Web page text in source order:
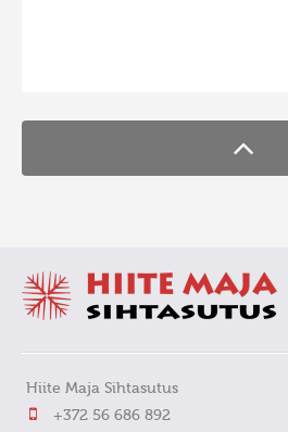
Hiite Maja Sihtasutus
+372 56 686 892